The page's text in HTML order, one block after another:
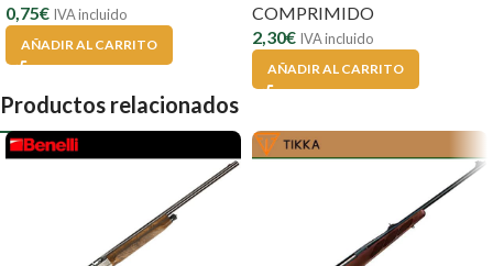
0,75€ IVA incluido
AÑADIR AL CARRITO
COMPRIMIDO
2,30€ IVA incluido
AÑADIR AL CARRITO
Productos relacionados